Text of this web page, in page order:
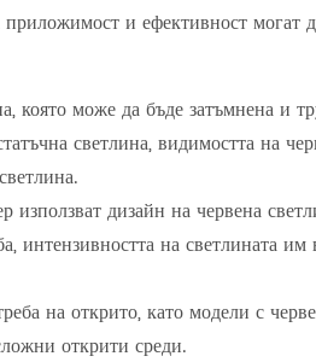
и ефективност могат
която може да бъде затъмнена и
светлина, видимостта на
дизайн на червена
интензивността на светлината
на открито, като модели с
открити среди.